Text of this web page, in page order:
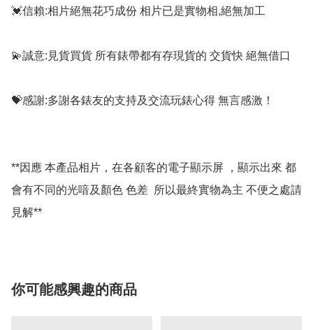
💓信賴:相片絕無花巧成份 相片已是實物相,絕無加工
💫誠意:見貨買貨 所有錶帶都有存現貨的 交貨快 絕無借口
💝感謝:多謝各錶友的支持及交流玩錶心得 無言感激！
**因應 本產品相片，在各顧客的電子顯示屏 ，顯示出來 都
會有不同的光喑及顏色 色差  所以最終實物為主 不便之處請
你可能感興趣的商品